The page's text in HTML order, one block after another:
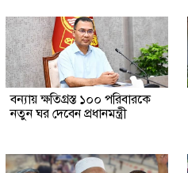
বন্যায় ক্ষতিগ্রস্ত ১০০ পরিবারকে
নতুন ঘর দেবেন প্রধানমন্ত্রী